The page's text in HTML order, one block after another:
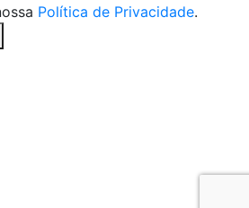
Política de Privacidade.